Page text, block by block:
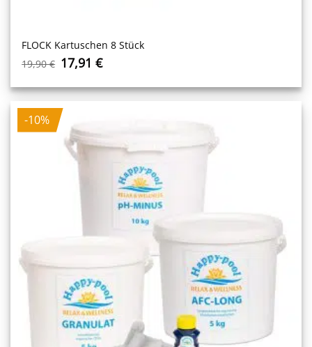
FLOCK Kartuschen 8 Stück
19,90€ Ursprünglicher
Preis
war:
19,90 €
17,91€Aktueller
ist:
17,91 €.
-10%